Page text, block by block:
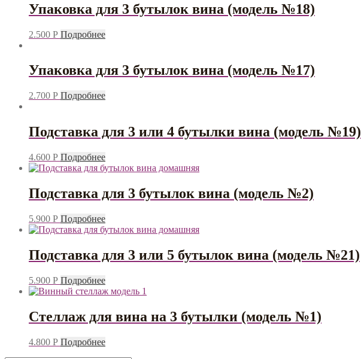
Упаковка для 3 бутылок вина (модель №18)
2.500 Р Подробнее
Упаковка для 3 бутылок вина (модель №17)
2.700 Р Подробнее
Подставка для 3 или 4 бутылки вина (модель №19)
4.600 Р Подробнее
Подставка для 3 бутылок вина (модель №2)
5.900 Р Подробнее
Подставка для 3 или 5 бутылок вина (модель №21)
5.900 Р Подробнее
Стеллаж для вина на 3 бутылки (модель №1)
4.800 Р Подробнее